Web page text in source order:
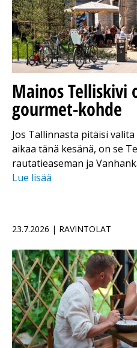
MainosTelliskivi
gourmet-kohde
Jos Tallinnasta pitäisi
aikaa tänä kesänä, on se
rautatieaseman ja
Lue lisää
23.7.2026 | RAVINTOLAT